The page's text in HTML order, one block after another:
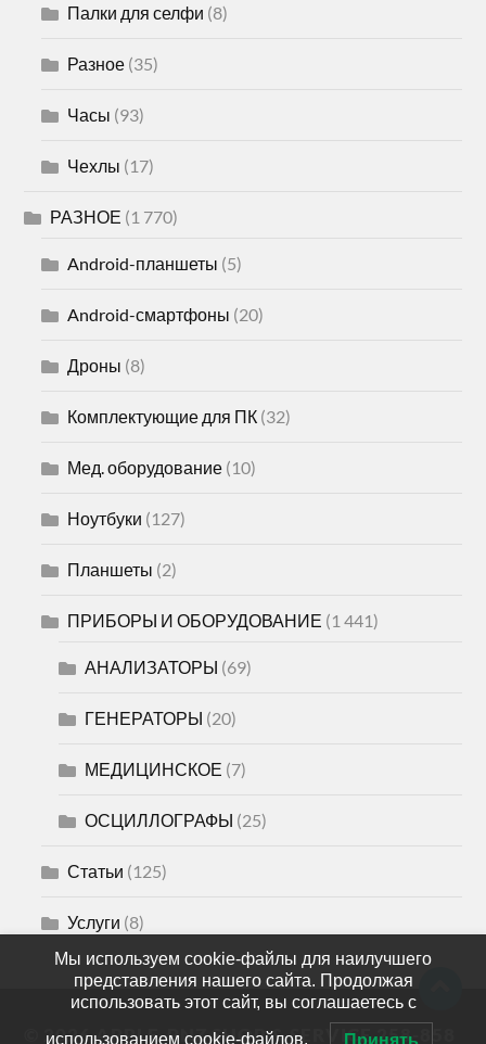
Палки для селфи (8)
Разное (35)
Часы (93)
Чехлы (17)
РАЗНОЕ (1 770)
Android-планшеты (5)
Android-смартфоны (20)
Дроны (8)
Комплектующие для ПК (32)
Мед. оборудование (10)
Ноутбуки (127)
Планшеты (2)
ПРИБОРЫ И ОБОРУДОВАНИЕ (1 441)
АНАЛИЗАТОРЫ (69)
ГЕНЕРАТОРЫ (20)
МЕДИЦИНСКОЕ (7)
ОСЦИЛЛОГРАФЫ (25)
Статьи (125)
Услуги (8)
© 2026APPLE-PNZ SHOP & SERVICE 258-858
Мы используем cookie-файлы для наилучшего
представления нашего сайта. Продолжая
использовать этот сайт, вы соглашаетесь с
использованием cookie-файлов. Принять